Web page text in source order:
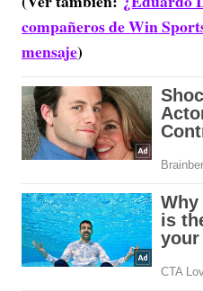
compañeros de Win
mensaje)